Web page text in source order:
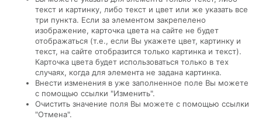
текст и картинку, либо текст и цвет или же указать все
три пункта. Если за элементом закрепелено
изображение, карточка цвета на сайте не будет
отображаться (т.е., если Вы укажете цвет, картинку и
текст, на сайте отобразится только картинка и текст).
Карточка цвета будет использоваться только в тех
случаях, когда для элемента не задана картинка.
Внести изменения в уже заполненное поле Вы можете
с помощью ссылки "Изменить".
Очистить значение поля Вы можете с помощью ссылки
"Отмена".